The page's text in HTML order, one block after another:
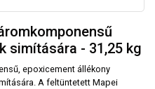
simítására - 31,25 kg
epoxicement állékony
A feltüntetett Mapei